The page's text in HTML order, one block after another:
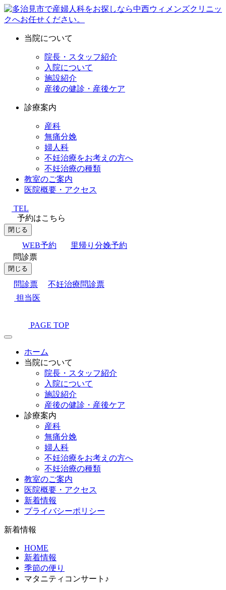
当院について
院長・スタッフ紹介
入院について
施設紹介
産後の健診・産後ケア
診療案内
産科
無痛分娩
婦人科
不妊治療をお考えの方へ
不妊治療の種類
教室のご案内
医院概要・アクセス
TEL
予約はこちら
閉じる
WEB予約
里帰り分娩予約
問診票
閉じる
問診票
不妊治療問診票
担当医
PAGE TOP
ホーム
当院について
院長・スタッフ紹介
入院について
施設紹介
産後の健診・産後ケア
診療案内
産科
無痛分娩
婦人科
不妊治療をお考えの方へ
不妊治療の種類
教室のご案内
医院概要・アクセス
新着情報
プライバシーポリシー
新着情報
HOME
新着情報
季節の便り
マタニティコンサート♪